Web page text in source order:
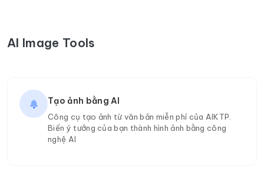
AI Image Tools
Tạo ảnh bằng AI
Công cụ tạo ảnh từ văn bản miễn phí của AIKTP.
Biến ý tưởng của bạn thành hình ảnh bằng công
nghệ AI